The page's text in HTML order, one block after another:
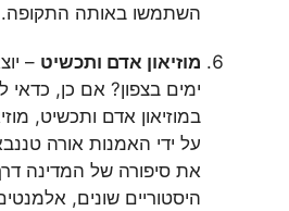
השתמשו באותה התקופה.
מוזיאון אדם ותכשיט –
ימים בצפון? אם כן, כדאי
במוזיאון אדם ותכשיט,
על ידי האמנות אורה
את סיפורה של המדינה
היסטוריים שונים,